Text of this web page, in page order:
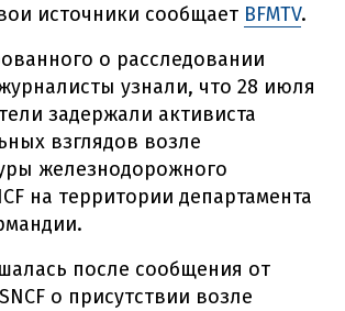
источники сообщает BFMTV.
о расследовании
узнали, что 28 июля
задержали активиста
взглядов возле
железнодорожного
на территории департамента
после сообщения от
о присутствии возле